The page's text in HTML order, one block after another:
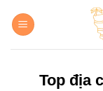
đến
Top địa